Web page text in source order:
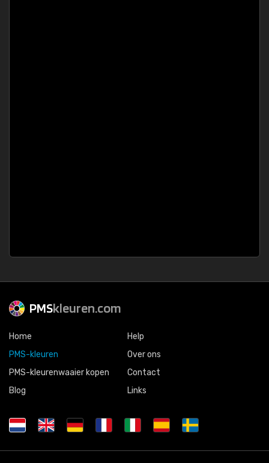
PMSkleuren.com
Home
PMS-kleuren
PMS-kleurenwaaier kopen
Blog
Help
Over ons
Contact
Links